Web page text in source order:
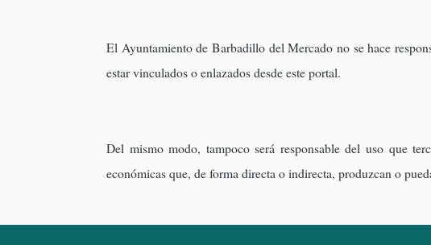
El Ayuntamiento de Barbadillo del Mercado no se hace
estar vinculados o enlazados desde este portal.
Del mismo modo, tampoco será responsable del uso que
económicas que, de forma directa o indirecta, produzcan o